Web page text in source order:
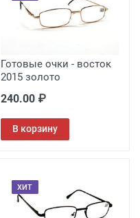
Готовые очки - восток
2015 золото
240.00 ₽
В корзину
ХИТ